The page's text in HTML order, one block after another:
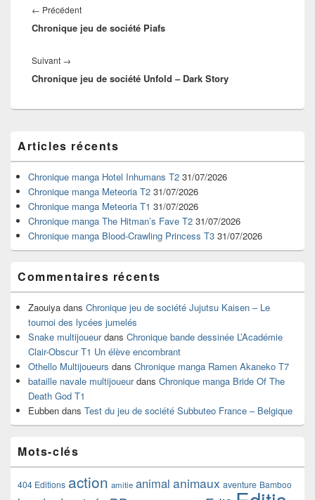
de
l’article
← PrécédentArticle
précédent :
Chronique jeu de société Piafs
Suivant →
suivant :
Chronique jeu de société Unfold – Dark Story
principale
de
widget
pour
barre
latérale
Articles récents
Chronique manga Hotel Inhumans T2 31/07/2026
Chronique manga Meteoria T2 31/07/2026
Chronique manga Meteoria T1 31/07/2026
Chronique manga The Hitman’s Fave T2 31/07/2026
Chronique manga Blood-Crawling Princess T3 31/07/2026
Commentaires récents
Zaouiya dans Chronique jeu de société Jujutsu Kaisen – Le
tournoi des lycées jumelés
Snake multijoueurdans Chronique bande dessinée L’Académie
Clair-Obscur T1 Un élève encombrant
Othello Multijoueurs dans Chronique manga Ramen Akaneko T7
bataille navale multijoueurdans Chronique manga Bride Of The
Death God T1
Eubben dans Test du jeu de société Subbuteo France – Belgique
Mots-clés
404 Editions action amitie animal animaux aventure Bamboo